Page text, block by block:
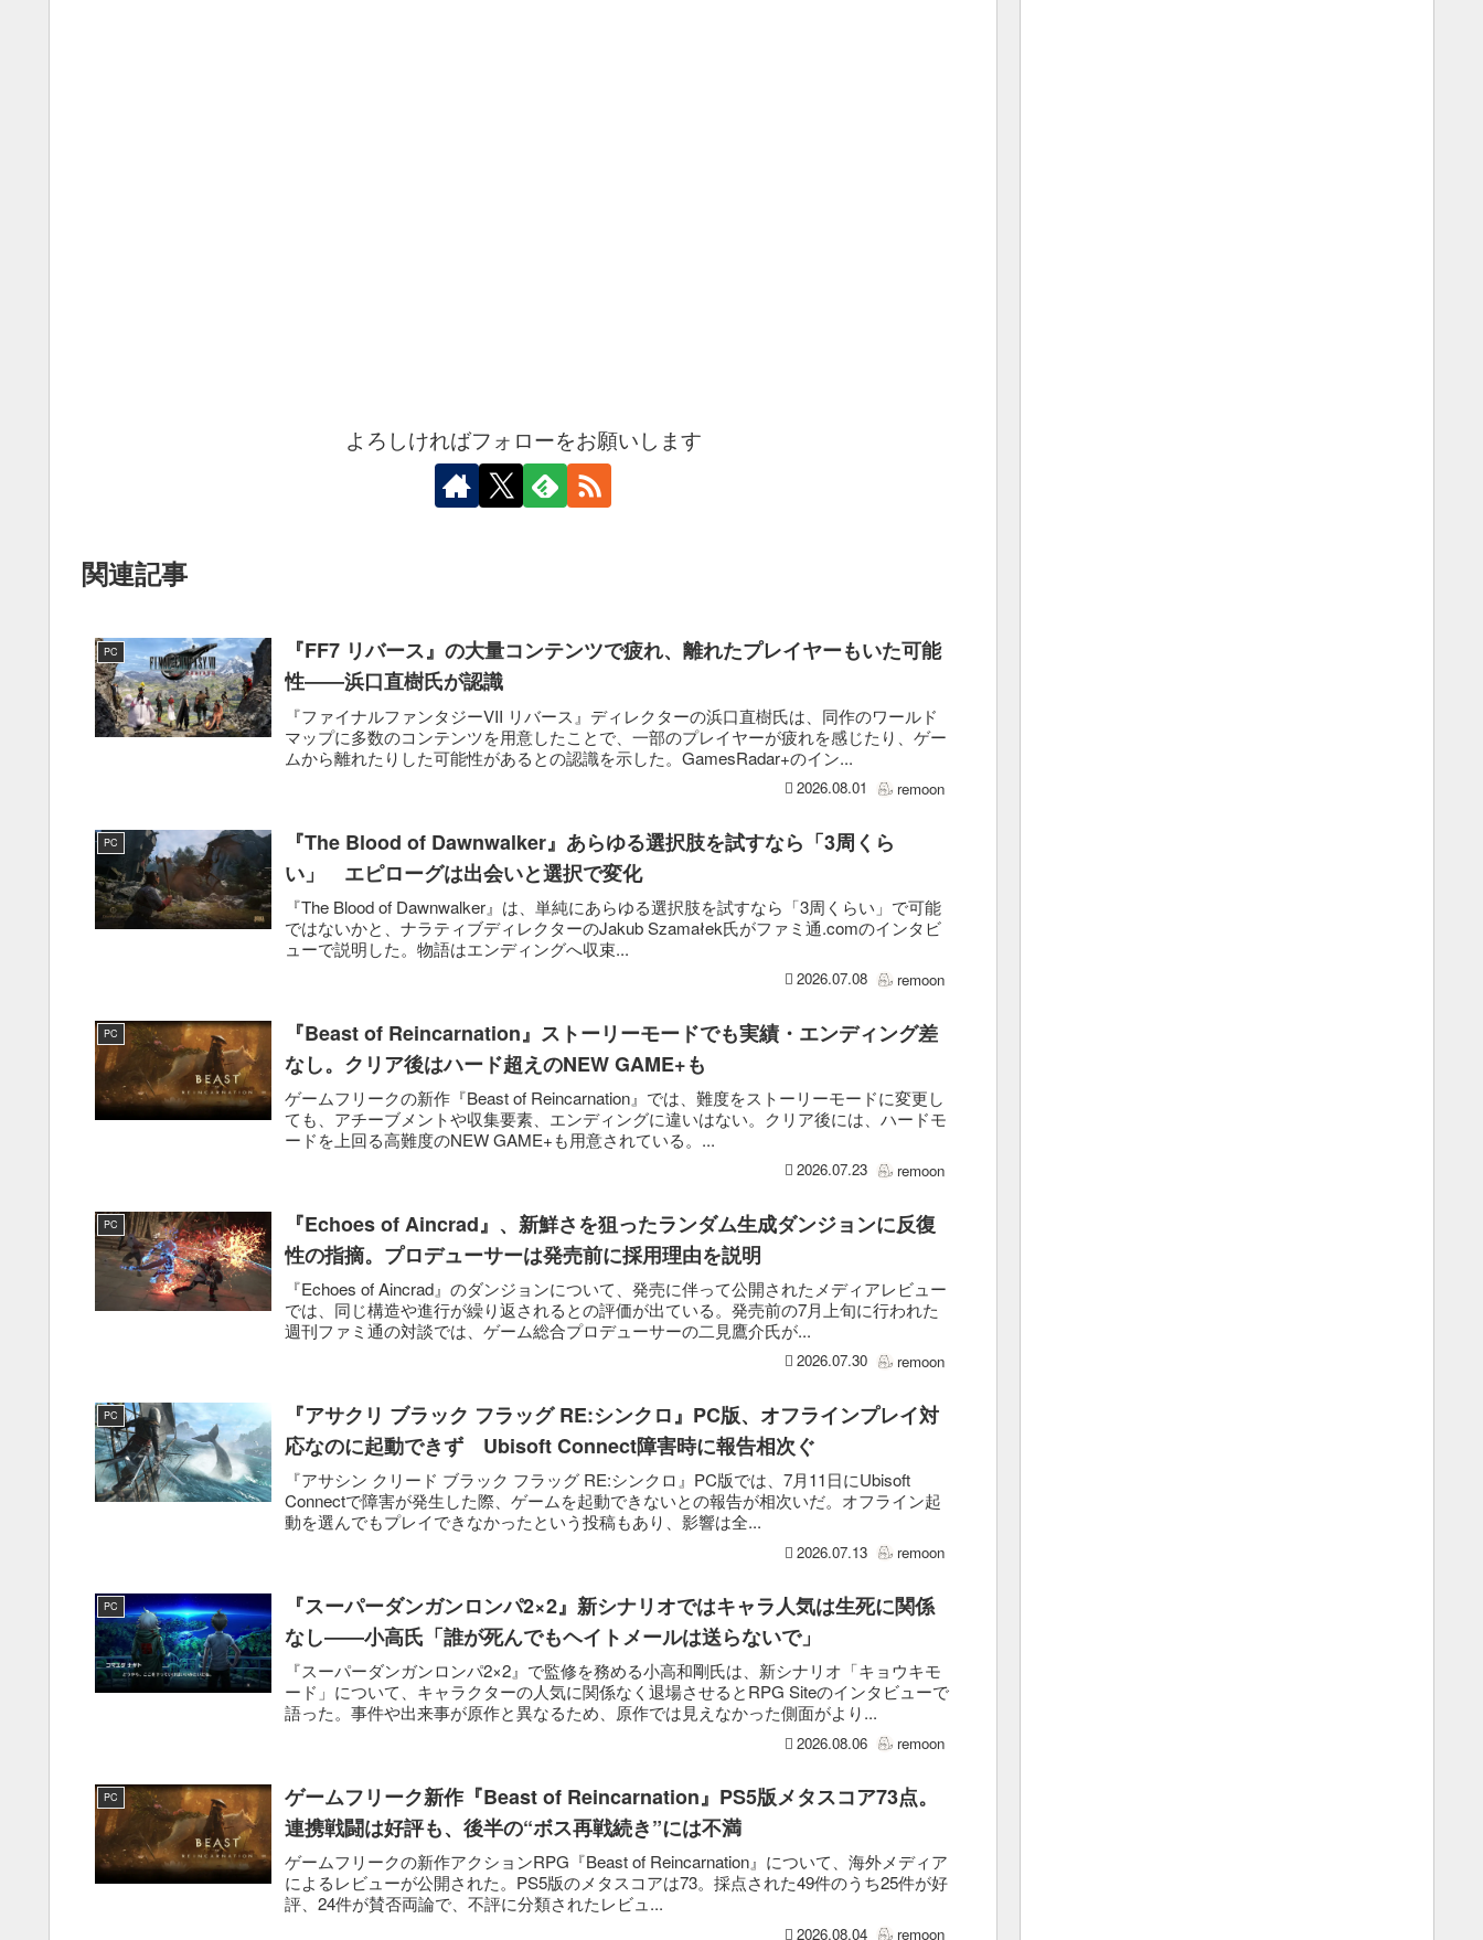
よろしければフォローをお願いします
関連記事
PC
『FF7 リバース』の大量コンテンツで疲れ、離れたプレイヤーもいた可能
性――浜口直樹氏が認識
『ファイナルファンタジーVII リバース』ディレクターの浜口直樹氏は、同作のワールド
マップに多数のコンテンツを用意したことで、一部のプレイヤーが疲れを感じたり、ゲー
ムから離れたりした可能性があるとの認識を示した。GamesRadar+のイン...
2026.08.01 remoon
PC
『The Blood of Dawnwalker』あらゆる選択肢を試すなら「3周くら
い」 エピローグは出会いと選択で変化
『The Blood of Dawnwalker』は、単純にあらゆる選択肢を試すなら「3周くらい」で可能
ではないかと、ナラティブディレクターのJakub Szamałek氏がファミ通.comのインタビ
ューで説明した。物語はエンディングへ収束...
2026.07.08 remoon
PC
『Beast of Reincarnation』ストーリーモードでも実績・エンディング差
なし。クリア後はハード超えのNEW GAME+も
ゲームフリークの新作『Beast of Reincarnation』では、難度をストーリーモードに変更し
ても、アチーブメントや収集要素、エンディングに違いはない。クリア後には、ハードモ
ードを上回る高難度のNEW GAME+も用意されている。...
2026.07.23 remoon
PC
『Echoes of Aincrad』、新鮮さを狙ったランダム生成ダンジョンに反復
性の指摘。プロデューサーは発売前に採用理由を説明
『Echoes of Aincrad』のダンジョンについて、発売に伴って公開されたメディアレビュー
では、同じ構造や進行が繰り返されるとの評価が出ている。発売前の7月上旬に行われた
週刊ファミ通の対談では、ゲーム総合プロデューサーの二見鷹介氏が...
2026.07.30 remoon
PC
『アサクリ ブラック フラッグ RE:シンクロ』PC版、オフラインプレイ対
応なのに起動できず Ubisoft Connect障害時に報告相次ぐ
『アサシン クリード ブラック フラッグ RE:シンクロ』PC版では、7月11日にUbisoft
Connectで障害が発生した際、ゲームを起動できないとの報告が相次いだ。オフライン起
動を選んでもプレイできなかったという投稿もあり、影響は全...
2026.07.13 remoon
PC
『スーパーダンガンロンパ2×2』新シナリオではキャラ人気は生死に関係
なし――小高氏「誰が死んでもヘイトメールは送らないで」
『スーパーダンガンロンパ2×2』で監修を務める小高和剛氏は、新シナリオ「キョウキモ
ード」について、キャラクターの人気に関係なく退場させるとRPG Siteのインタビューで
語った。事件や出来事が原作と異なるため、原作では見えなかった側面がより...
2026.08.06 remoon
PC
ゲームフリーク新作『Beast of Reincarnation』PS5版メタスコア73点。
連携戦闘は好評も、後半の“ボス再戦続き”には不満
ゲームフリークの新作アクションRPG『Beast of Reincarnation』について、海外メディア
によるレビューが公開された。PS5版のメタスコアは73。採点された49件のうち25件が好
評、24件が賛否両論で、不評に分類されたレビュ...
2026.08.04 remoon